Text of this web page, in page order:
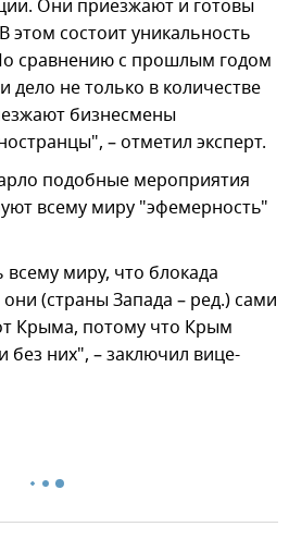
Они приезжают и готовы
этом состоит уникальность
сравнению с прошлым годом
дело не только в количестве
бизнесмены
– отметил эксперт.
подобные мероприятия
всему миру "эфемерность"
миру, что блокада
(страны Запада – ред.) сами
Крыма, потому что Крым
без них", – заключил вице-